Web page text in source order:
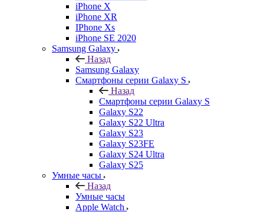
iPhone X
iPhone XR
IPhone Xs
iPhone SE 2020
Samsung Galaxy
Назад
Samsung Galaxy
Смартфоны серии Galaxy S
Назад
Смартфоны серии Galaxy S
Galaxy S22
Galaxy S22 Ultra
Galaxy S23
Galaxy S23FE
Galaxy S24 Ultra
Galaxy S25
Умные часы
Назад
Умные часы
Apple Watch